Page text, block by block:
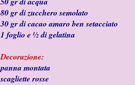
80 gr di zucchero semolato
30 gr di cacao amaro ben setacciato
1 foglio e ½ di gelatina
Decorazione:
panna montata
scagliette rosse